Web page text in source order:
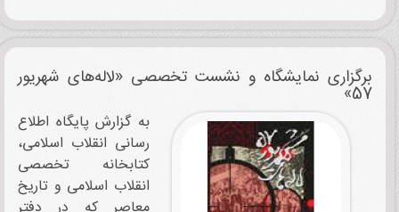
برگزاری نمایشگاه و نشست تخصصی «لاله‌های شهریور
57»
به گزارش پایگاه اطلاع
رسانی انقلاب اسلامی،
کتابخانه تخصصی
انقلاب اسلامی و تاریخ